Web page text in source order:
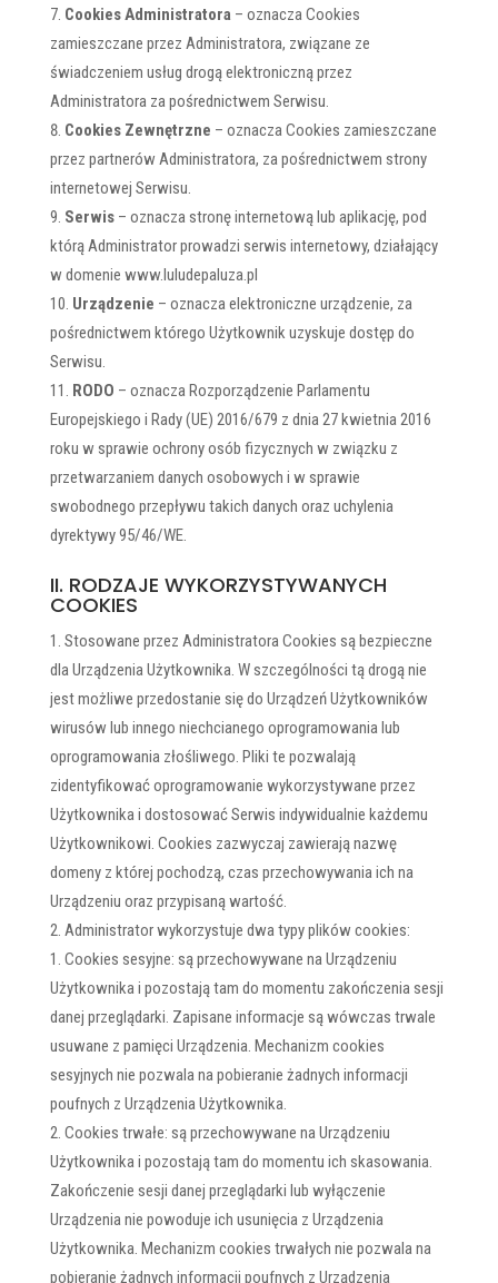
Cookies Administratora– oznacza Cookies
zamieszczane przez Administratora, związane ze
świadczeniem usług drogą elektroniczną przez
Administratora za pośrednictwem Serwisu.
Cookies Zewnętrzne – oznacza Cookies zamieszczane
przez partnerów Administratora, za pośrednictwem strony
internetowej Serwisu.
Serwis– oznacza stronę internetową lub aplikację, pod
którą Administrator prowadzi serwis internetowy, działający
w domenie www.luludepaluza.pl
Urządzenie – oznacza elektroniczne urządzenie, za
pośrednictwem którego Użytkownik uzyskuje dostęp do
Serwisu.
RODO – oznacza Rozporządzenie Parlamentu
Europejskiego i Rady (UE) 2016/679 z dnia 27 kwietnia 2016
roku w sprawie ochrony osób fizycznych w związku z
przetwarzaniem danych osobowych i w sprawie
swobodnego przepływu takich danych oraz uchylenia
dyrektywy 95/46/WE.
II. RODZAJE WYKORZYSTYWANYCH
COOKIES
Stosowane przez Administratora Cookies są bezpieczne
dla Urządzenia Użytkownika. W szczególności tą drogą nie
jest możliwe przedostanie się do Urządzeń Użytkowników
wirusów lub innego niechcianego oprogramowania lub
oprogramowania złośliwego. Pliki te pozwalają
zidentyfikować oprogramowanie wykorzystywane przez
Użytkownika i dostosować Serwis indywidualnie każdemu
Użytkownikowi. Cookies zazwyczaj zawierają nazwę
domeny z której pochodzą, czas przechowywania ich na
Urządzeniu oraz przypisaną wartość.
Administrator wykorzystuje dwa typy plików cookies:
Cookies sesyjne: są przechowywane na Urządzeniu
Użytkownika i pozostają tam do momentu zakończenia sesji
danej przeglądarki. Zapisane informacje są wówczas trwale
usuwane z pamięci Urządzenia. Mechanizm cookies
sesyjnych nie pozwala na pobieranie żadnych informacji
poufnych z Urządzenia Użytkownika.
Cookies trwałe: są przechowywane na Urządzeniu
Użytkownika i pozostają tam do momentu ich skasowania.
Zakończenie sesji danej przeglądarki lub wyłączenie
Urządzenia nie powoduje ich usunięcia z Urządzenia
Użytkownika. Mechanizm cookies trwałych nie pozwala na
pobieranie żadnych informacji poufnych z Urządzenia